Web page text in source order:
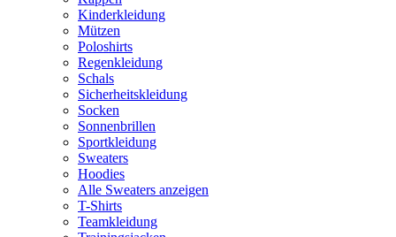
Kinderkleidung
Mützen
Poloshirts
Regenkleidung
Schals
Sicherheitskleidung
Socken
Sonnenbrillen
Sportkleidung
Sweaters
Hoodies
Alle Sweaters anzeigen
T-Shirts
Teamkleidung